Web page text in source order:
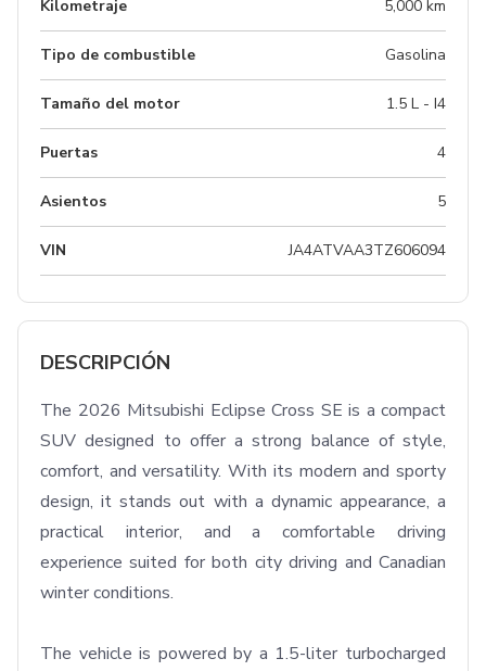
Kilometraje 5,000 km
Tipo de combustible Gasolina
Tamaño del motor 1.5 L - I4
Puertas 4
Asientos 5
VIN JA4ATVAA3TZ606094
DESCRIPCIÓN
The 2026 Mitsubishi Eclipse Cross SE is a compact
SUV designed to offer a strong balance of style,
comfort, and versatility. With its modern and sporty
design, it stands out with a dynamic appearance, a
practical interior, and a comfortable driving
experience suited for both city driving and Canadian
winter conditions.
The vehicle is powered by a 1.5-liter turbocharged